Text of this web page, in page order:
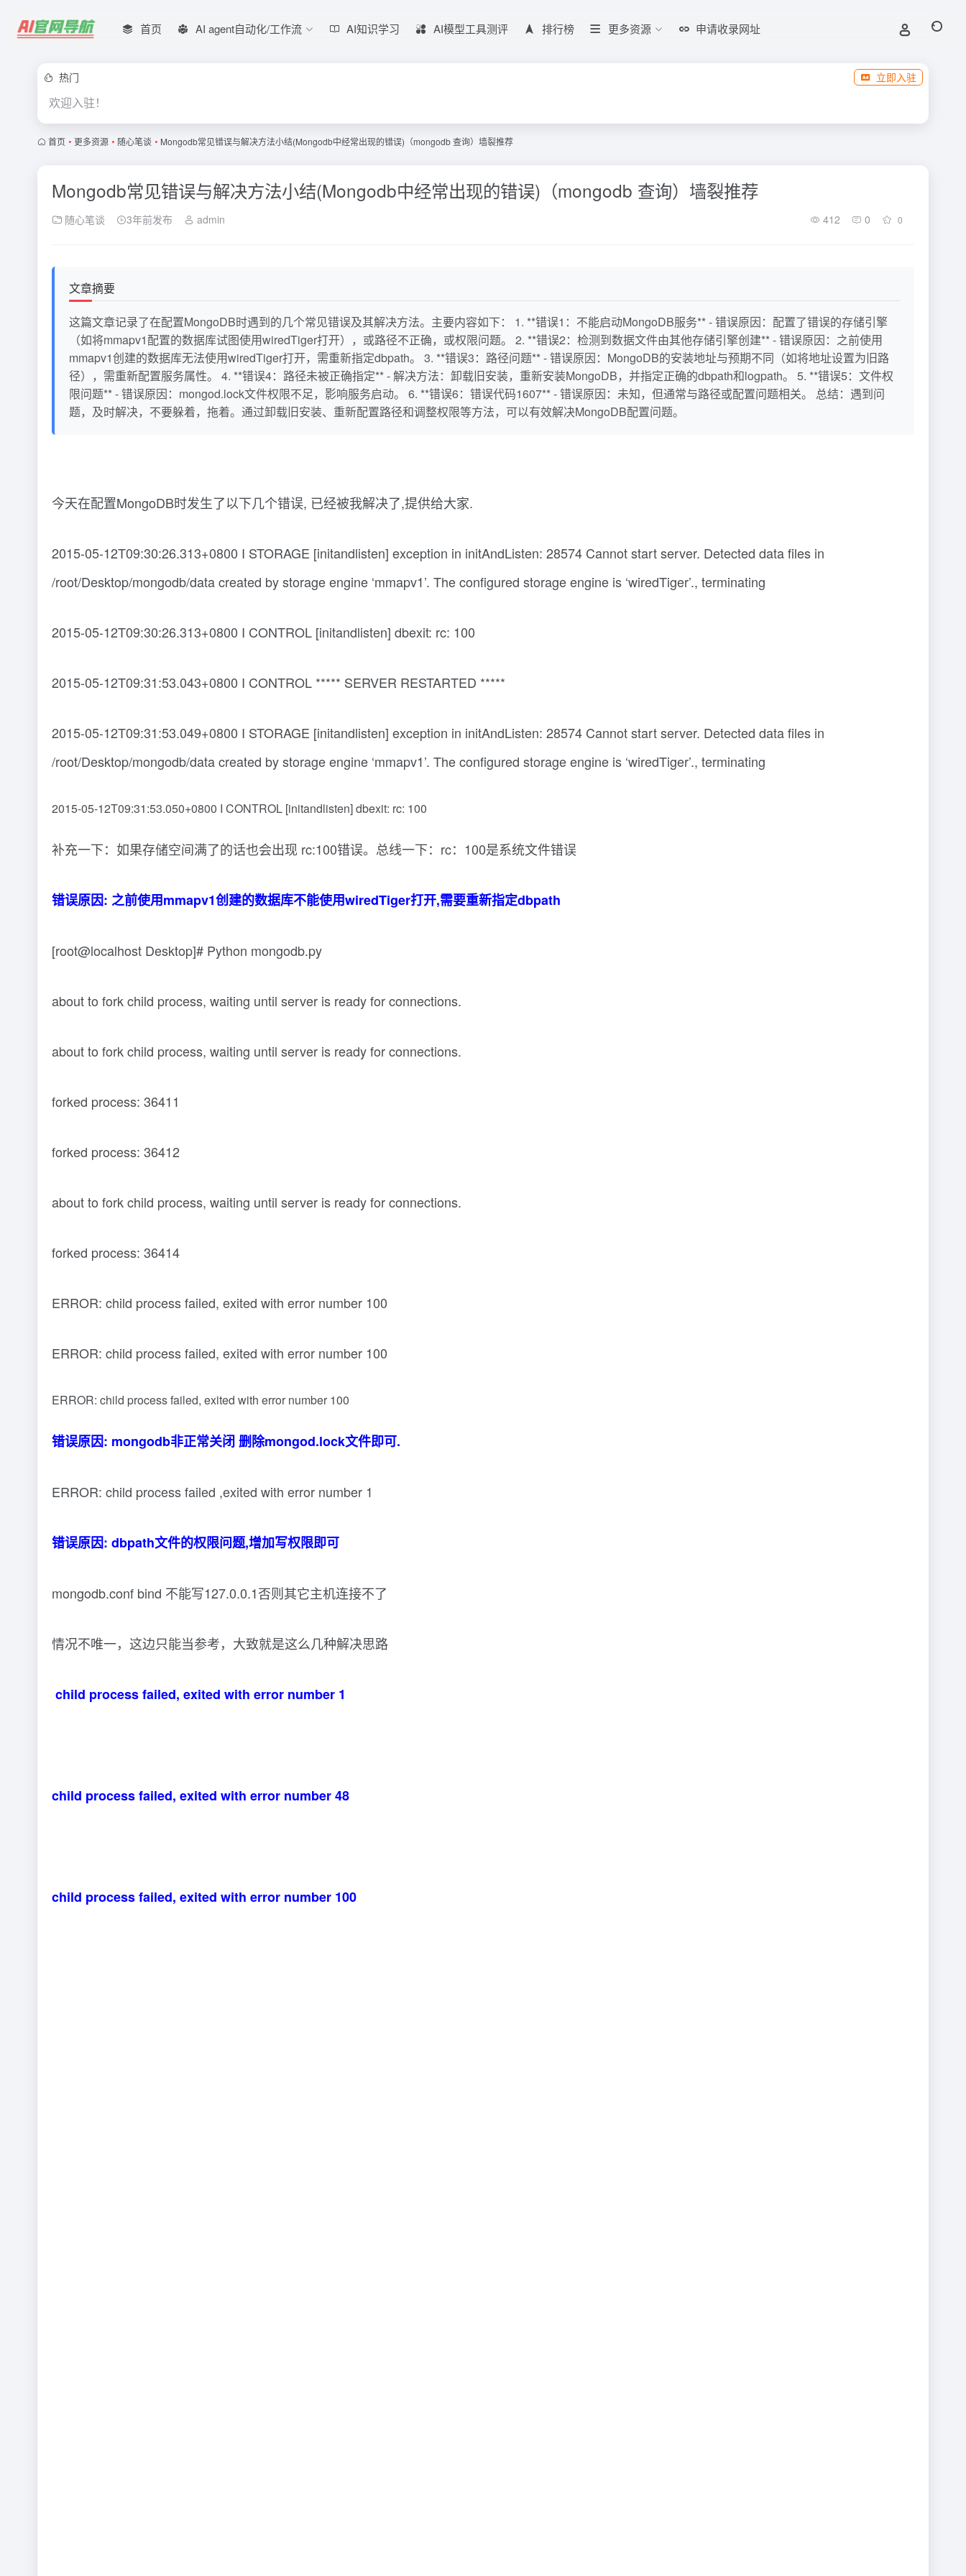
首页 AI agent自动化/工作流 AI知识学习 AI模型工具测评 排行榜 更多资源 申请收录网址
热门 立即入驻
欢迎入驻！
首页 • 更多资源 • 随心笔谈 • Mongodb常见错误与解决方法小结(Mongodb中经常出现的错误)（mongodb 查询）墙裂推荐
Mongodb常见错误与解决方法小结(Mongodb中经常出现的错误)（mongodb 查询）墙裂推荐
随心笔谈 3年前发布 admin 412 0 0
文章摘要
这篇文章记录了在配置MongoDB时遇到的几个常见错误及其解决方法。主要内容如下： 1. **错误1：不能启动MongoDB服务** - 错误原因：配置了错误的存储引擎
（如将mmapv1配置的数据库试图使用wiredTiger打开），或路径不正确，或权限问题。 2. **错误2：检测到数据文件由其他存储引擎创建** - 错误原因：之前使用
mmapv1创建的数据库无法使用wiredTiger打开，需重新指定dbpath。 3. **错误3：路径问题** - 错误原因：MongoDB的安装地址与预期不同（如将地址设置为旧路
径），需重新配置服务属性。 4. **错误4：路径未被正确指定** - 解决方法：卸载旧安装，重新安装MongoDB，并指定正确的dbpath和logpath。 5. **错误5：文件权
限问题** - 错误原因：mongod.lock文件权限不足，影响服务启动。 6. **错误6：错误代码1607** - 错误原因：未知，但通常与路径或配置问题相关。 总结：遇到问
题，及时解决，不要躲着，拖着。通过卸载旧安装、重新配置路径和调整权限等方法，可以有效解决MongoDB配置问题。
今天在配置MongoDB时发生了以下几个错误, 已经被我解决了,提供给大家.
2015-05-12T09:30:26.313+0800 I STORAGE [initandlisten] exception in initAndListen: 28574 Cannot start server. Detected data files in
/root/Desktop/mongodb/data created by storage engine ‘mmapv1’. The configured storage engine is ‘wiredTiger’., terminating
2015-05-12T09:30:26.313+0800 I CONTROL [initandlisten] dbexit: rc: 100
2015-05-12T09:31:53.043+0800 I CONTROL ***** SERVER RESTARTED *****
2015-05-12T09:31:53.049+0800 I STORAGE [initandlisten] exception in initAndListen: 28574 Cannot start server. Detected data files in
/root/Desktop/mongodb/data created by storage engine ‘mmapv1’. The configured storage engine is ‘wiredTiger’., terminating
2015-05-12T09:31:53.050+0800 I CONTROL [initandlisten] dbexit: rc: 100
补充一下：如果存储空间满了的话也会出现 rc:100错误。总线一下：rc：100是系统文件错误
错误原因: 之前使用mmapv1创建的数据库不能使用wiredTiger打开,需要重新指定dbpath
[root@localhost Desktop]# Python mongodb.py
about to fork child process, waiting until server is ready for connections.
about to fork child process, waiting until server is ready for connections.
forked process: 36411
forked process: 36412
about to fork child process, waiting until server is ready for connections.
forked process: 36414
ERROR: child process failed, exited with error number 100
ERROR: child process failed, exited with error number 100
ERROR: child process failed, exited with error number 100
错误原因: mongodb非正常关闭 删除mongod.lock文件即可.
ERROR: child process failed ,exited with error number 1
错误原因: dbpath文件的权限问题,增加写权限即可
mongodb.conf bind 不能写127.0.0.1否则其它主机连接不了
情况不唯一，这边只能当参考，大致就是这么几种解决思路
child process failed, exited with error number 1
child process failed, exited with error number 48
child process failed, exited with error number 100